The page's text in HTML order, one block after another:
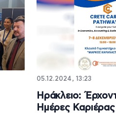
05.12.2024, 13:23
Ηράκλειο:
Ημέρες